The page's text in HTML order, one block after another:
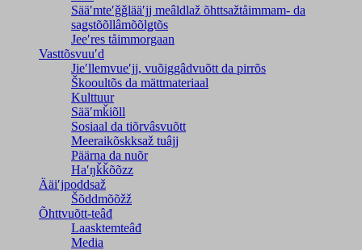
Sääʹmteʹǧǧlääʹjj meâldlaž õhttsažtåimmam- da
saǥstõõllâmõõlǥtõs
Jeeʹres tåimmorgaan
Vasttõsvuuʹd
Jieʹllemvueʹjj, vuõiggâdvuõtt da pirrõs
Škooultõs da mättmateriaal
Kulttuur
Sääʹmǩiõll
Sosiaal da tiõrvâsvuõtt
Meeraikõskksaž tuâjj
Päärna da nuõr
Haʹŋǩǩõõzz
Ääiʹjpoddsaž
Šõddmõõžž
Õhttvuõtt-teâđ
Laasktemteâđ
Media